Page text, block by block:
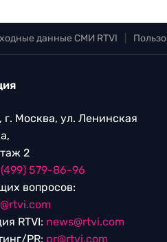
данные СМИ RTVI
г. Москва, ул. Ленинская
2
(499) 579-86-96
вопросов:
RTVI: news@rtvi.com
PR: pr@rtvi.com